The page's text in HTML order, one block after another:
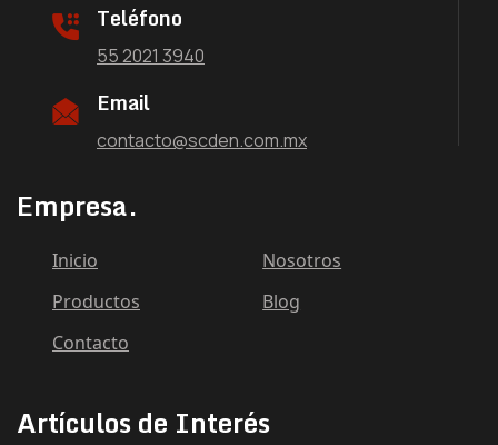
Teléfono
55 2021 3940
Email
contacto@scden.com.mx
Empresa.
Inicio
Nosotros
Productos
Blog
Contacto
Artículos de Interés